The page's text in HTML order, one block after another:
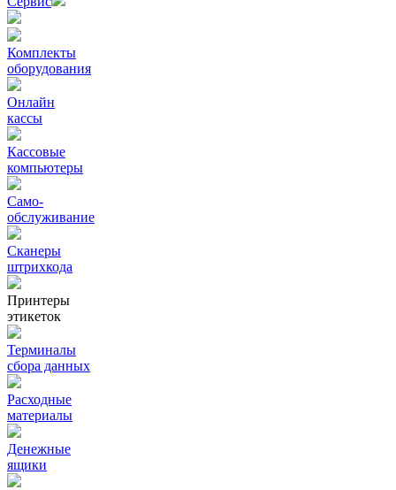
Комплекты
оборудования
Онлайн
кассы
Кассовые
компьютеры
Само-
обслуживание
Сканеры
штрихкода
Принтеры
этикеток
Терминалы
сбора данных
Расходные
материалы
Денежные
ящики